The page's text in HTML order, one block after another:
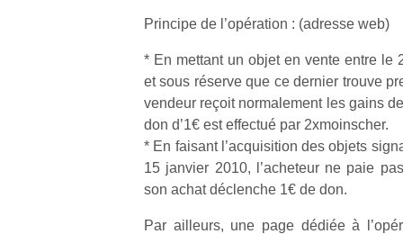
Principe de l’opération : (adresse web)
* En mettant un objet en vente entre le
et sous réserve que ce dernier trouve
vendeur reçoit normalement les gains
don d’1€ est effectué par 2xmoinscher.
* En faisant l’acquisition des objets
15 janvier 2010, l’acheteur ne paie
son achat déclenche 1€ de don.
Par ailleurs, une page dédiée à